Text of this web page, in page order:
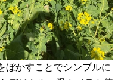
ぼかすことでシンプルに